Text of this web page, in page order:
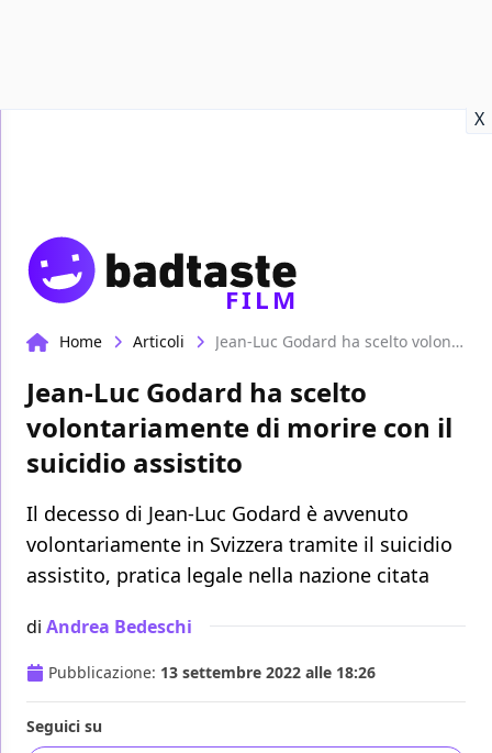
X
FILM
Home Articoli Jean-Luc Godard ha scelto volontariamente di morire con il suicidio assistito
Jean-Luc Godard ha scelto
volontariamente di morire con il
suicidio assistito
Il decesso di Jean-Luc Godard è avvenuto
volontariamente in Svizzera tramite il suicidio
assistito, pratica legale nella nazione citata
di Andrea Bedeschi
Pubblicazione: 13 settembre 2022 alle 18:26
Seguici su